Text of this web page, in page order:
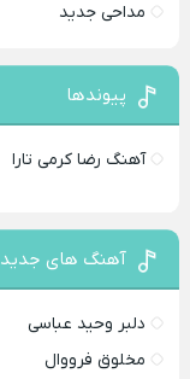
مداحی جدید
پیوندها
آهنگ رضا کرمی تارا
آهنگ های جدید
دلبر وحید عباسی
مخلوق فرووال